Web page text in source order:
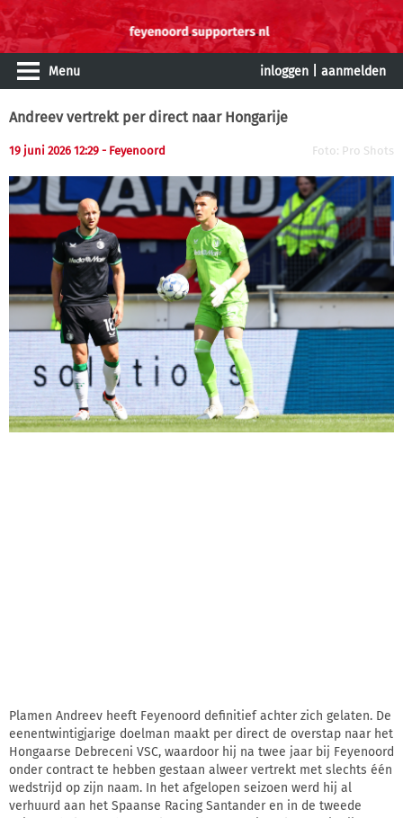
Menu inloggen aanmelden
Andreev vertrekt per direct naar Hongarije
19 juni 2026 12:29 - Feyenoord Foto: Pro Shots
Plamen Andreev heeft Feyenoord definitief achter zich gelaten. De
eenentwintigjarige doelman maakt per direct de overstap naar het
Hongaarse Debreceni VSC, waardoor hij na twee jaar bij Feyenoord
onder contract te hebben gestaan alweer vertrekt met slechts één
wedstrijd op zijn naam. In het afgelopen seizoen werd hij al
verhuurd aan het Spaanse Racing Santander en in de tweede